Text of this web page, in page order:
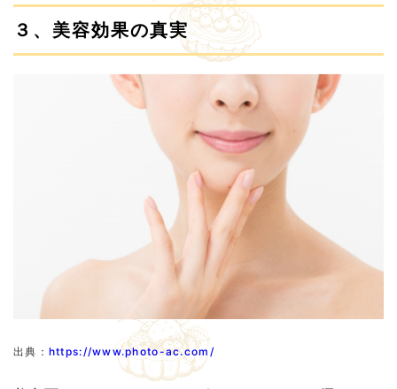
３、美容効果の真実
出典： https://www.photo-ac.com/